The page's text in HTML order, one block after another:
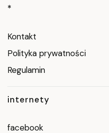
Linki w stopce
*
Kontakt
Polityka prywatności
Regulamin
internety
facebook